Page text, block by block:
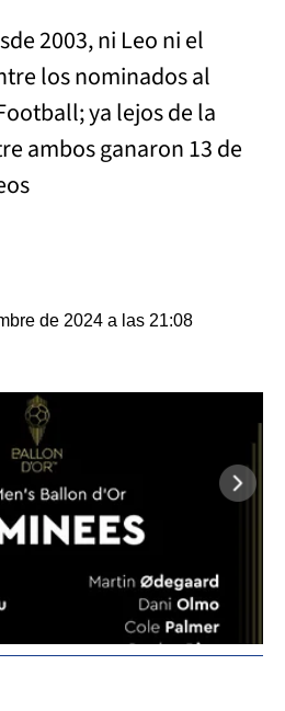
2003, ni Leo ni el
los nominados al
ya lejos de la
ambos ganaron 13 de
de 2024 a las 21:08